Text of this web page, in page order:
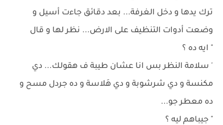
ترك يدها و دخل الغرفة... بعد دقائق جاءت أسيل و
وضعت أدوات التنظيف على الارض... نظر لها و قال
" ايه ده ؟
' سلامة النظر بس انا عشان طيبة ف هقولك... دي
مكنسة و دي شرشوبة و دي هَلاسة و ده جردل مسح و
ده معطر جو...
" جيباهم ليه ؟